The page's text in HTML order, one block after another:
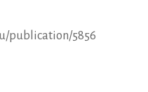
publication/5856